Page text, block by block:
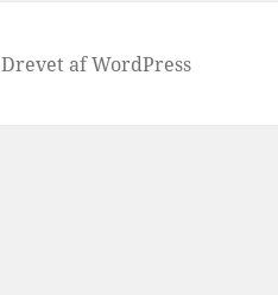
Drevet af WordPress